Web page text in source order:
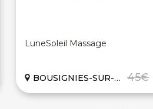
LuneSoleil Massage
45€
BOUSIGNIES-SUR-ROC (59)